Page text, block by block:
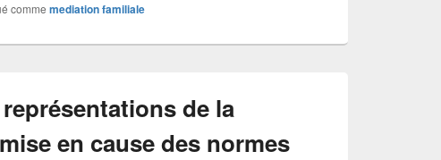
comme mediation familiale
de la
en cause des normes